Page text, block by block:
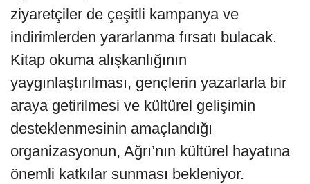
ziyaretçiler de çeşitli kampanya ve
indirimlerden yararlanma fırsatı bulacak.
Kitap okuma alışkanlığının
yaygınlaştırılması, gençlerin yazarlarla bir
araya getirilmesi ve kültürel gelişimin
desteklenmesinin amaçlandığı
organizasyonun, Ağrı’nın kültürel hayatına
önemli katkılar sunması bekleniyor.